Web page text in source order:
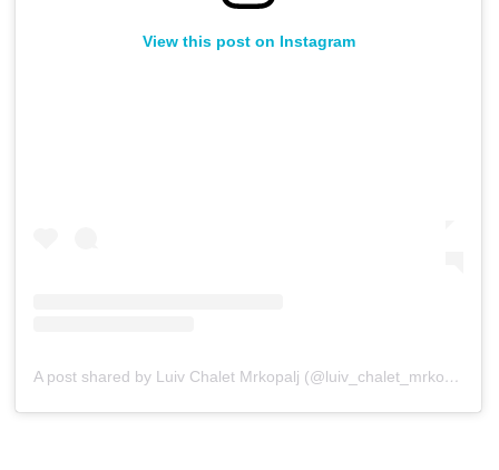
View this post on Instagram
A post shared by Luiv Chalet Mrkopalj (@luiv_chalet_mrkopalj)